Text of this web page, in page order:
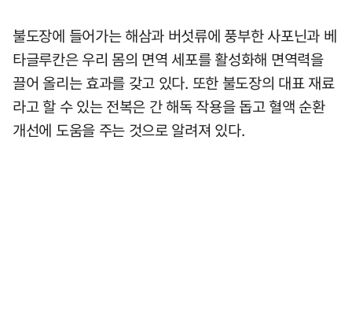
불도장에 들어가는 해삼과 버섯류에 풍부한 사포닌과 베
타글루칸은 우리 몸의 면역 세포를 활성화해 면역력을
끌어 올리는 효과를 갖고 있다. 또한 불도장의 대표 재료
라고 할 수 있는 전복은 간 해독 작용을 돕고 혈액 순환
개선에 도움을 주는 것으로 알려져 있다.